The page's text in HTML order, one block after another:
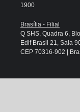
1900
Brasília - Filial
Q SHS, Quadra 6,
Edif Brasil 21, Sala
CEP 70316-902 |